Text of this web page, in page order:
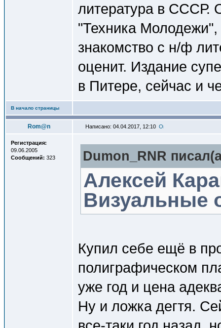
литература в СССР.
"Техника
знакомство с н/ф
оценит. Издание
в Питере, сейчас и
В начало страницы
Rom@n Написано: 04.04.2017, 12:10
Регистрация:
09.06.2005
Сообщений: 323 Dumon_RNR
Алексей
Визуальные
Купил себе ещё в
полиграфическом
уже год и цена
Ну и ложка дегтя.